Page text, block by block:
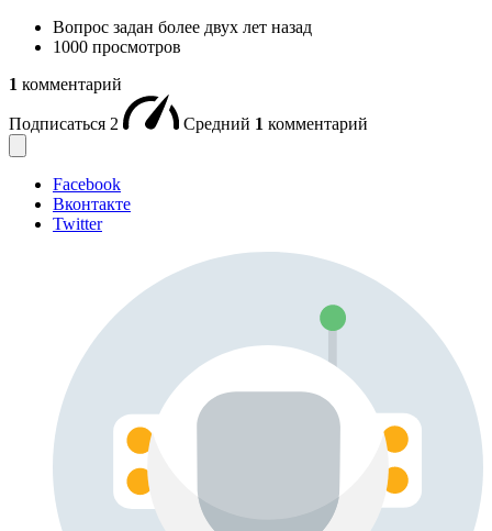
Вопрос задан более двух лет назад
1000 просмотров
1 комментарий
Подписаться 2 Средний 1 комментарий
Facebook
Вконтакте
Twitter